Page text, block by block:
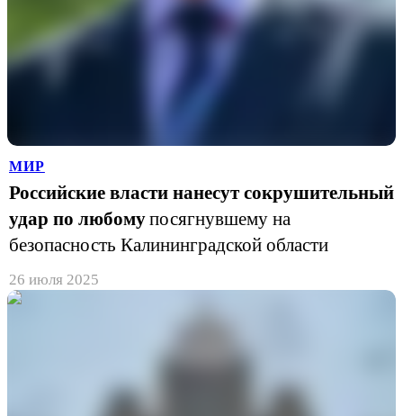
МИР
Российские власти нанесут сокрушительный
удар по любомупосягнувшему на
безопасность Калининградской области
26 июля 2025